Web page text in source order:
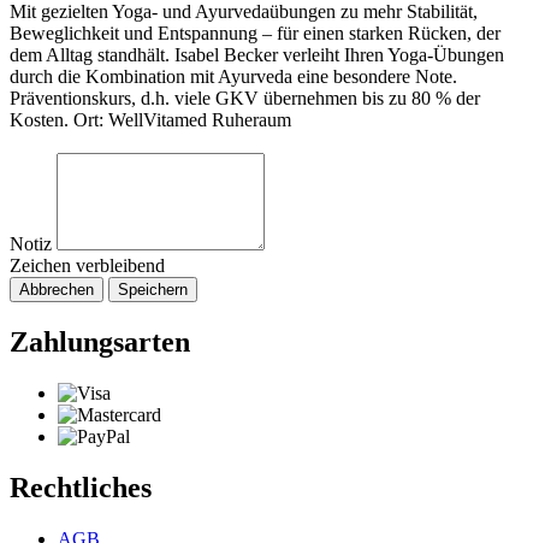
Mit gezielten Yoga- und Ayurvedaübungen zu mehr Stabilität,
Beweglichkeit und Entspannung – für einen starken Rücken, der
dem Alltag standhält. Isabel Becker verleiht Ihren Yoga-Übungen
durch die Kombination mit Ayurveda eine besondere Note.
Präventionskurs, d.h. viele GKV übernehmen bis zu 80 % der
Kosten. Ort: WellVitamed Ruheraum
Notiz
Zeichen verbleibend
Abbrechen Speichern
Zahlungsarten
Rechtliches
AGB